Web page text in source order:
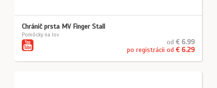
Chránič prsta MV Finger Stall
Pomôcky na lov
od € 6.99
po registrácii od € 6.29